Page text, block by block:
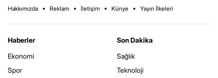
Hakkımızda Reklam İletişim Künye Yayın İlkeleri
Haberler
Ekonomi
Spor
Son Dakika
Sağlık
Teknoloji